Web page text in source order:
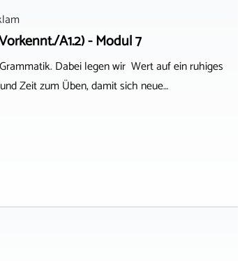
A1.2) - Modul 7
Dabei legen wir Wert auf ein ruhiges
Zeit zum Üben, damit sich neue…